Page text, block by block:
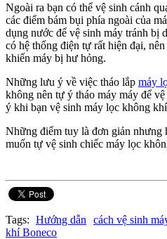
Ngoài ra bạn có thể vệ sinh cánh
các điểm bám bụi phía ngoài của
dụng nước để vệ sinh máy tránh bị
có hệ thống điện tự rất hiện đại,
khiến máy bị hư hỏng.
Những lưu ý về việc tháo lắp máy
không nên tự ý tháo máy máy để
ý khi bạn vệ sinh máy lọc không
Những điểm tuy là đơn giản nhưng
muốn tự vệ sinh chiếc máy lọc
Tags: Hướng dẫn cách vệ sinh
khí Boneco